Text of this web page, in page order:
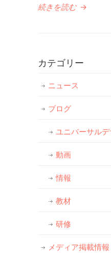
続きを読む →
カテゴリー
ニュース
ブログ
ユニバーサル
動画
情報
教材
研修
メディア掲載情報